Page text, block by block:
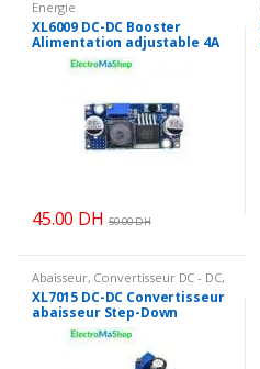
Energie
XL6009 DC-DC Booster
Alimentation adjustable 4A
LM2577
45.00 DH 50.00DH
Abaisseur, Convertisseur DC - DC,
Energie
XL7015 DC-DC Convertisseur
abaisseur Step-Down
Module 5V-80V